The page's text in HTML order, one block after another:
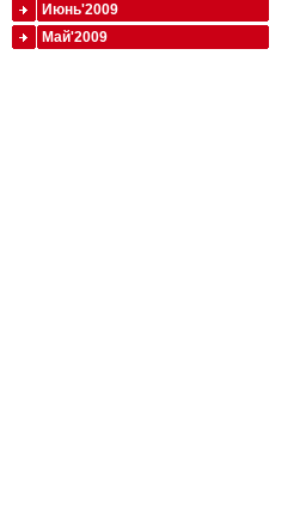
Июнь'2009
Май'2009